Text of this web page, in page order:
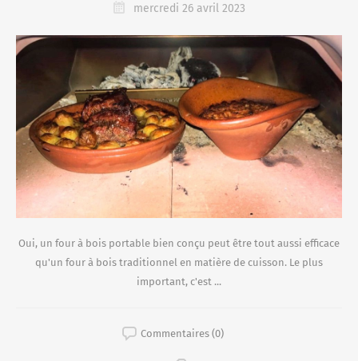
mercredi 26 avril 2023
Oui, un four à bois portable bien conçu peut être tout aussi efficace
qu'un four à bois traditionnel en matière de cuisson. Le plus
important, c'est ...
Commentaires (0)